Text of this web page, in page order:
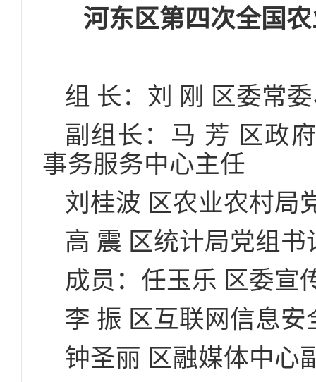
河东区第四次全国
组 长：刘 刚 区委常
副组长：马 芳 区政
事务服务中心主任
刘桂波 区农业农村局
高 震 区统计局党组书
成员：任玉乐 区委宣
李 振 区互联网信息
钟圣丽 区融媒体中心